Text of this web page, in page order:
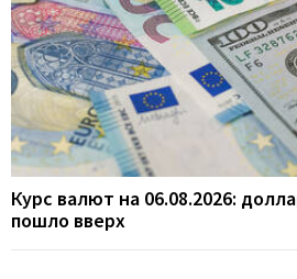
Курс валют на 06.08.2026:
пошло вверх